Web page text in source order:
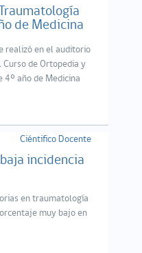
de Medicina
realizó en el auditorio
de Ortopedia y
4º año de Medicina
Ciéntifico Docente
incidencia
en traumatología
muy bajo en